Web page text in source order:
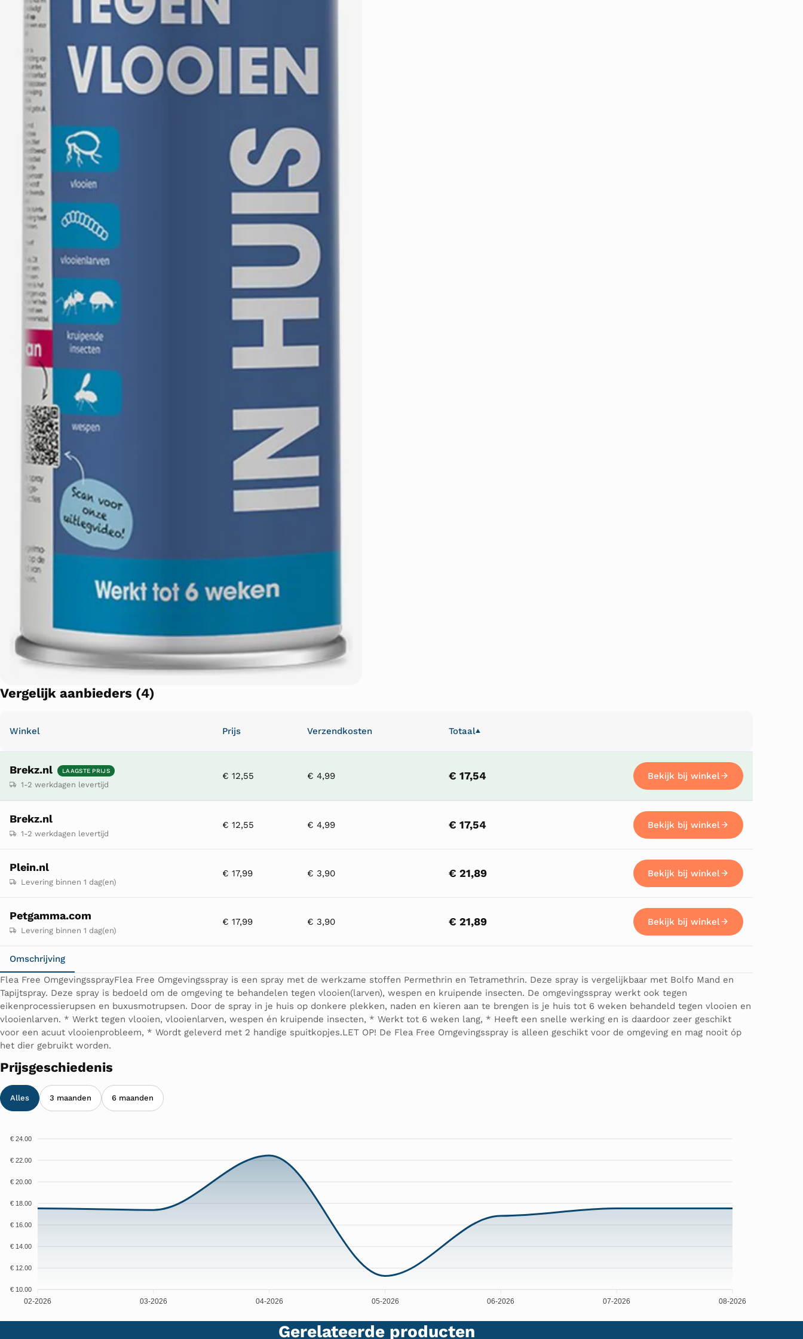
Vergelijk aanbieders (4)
Winkel Prijs Verzendkosten Totaal▲
Brekz.nl LAAGSTE PRIJS
1-2 werkdagen levertijd
€ 12,55 € 4,99 € 17,54 Bekijk bij winkel
Brekz.nl
1-2 werkdagen levertijd
€ 12,55 € 4,99 € 17,54 Bekijk bij winkel
Plein.nl
Levering binnen 1 dag(en)
€ 17,99 € 3,90 € 21,89 Bekijk bij winkel
Petgamma.com
Levering binnen 1 dag(en)
€ 17,99 € 3,90 € 21,89 Bekijk bij winkel
Omschrijving
Flea Free OmgevingssprayFlea Free Omgevingsspray is een spray met de werkzame stoffen Permethrin en Tetramethrin. Deze spray is vergelijkbaar met Bolfo Mand en
Tapijtspray. Deze spray is bedoeld om de omgeving te behandelen tegen vlooien(larven), wespen en kruipende insecten. De omgevingsspray werkt ook tegen
eikenprocessierupsen en buxusmotrupsen. Door de spray in je huis op donkere plekken, naden en kieren aan te brengen is je huis tot 6 weken behandeld tegen vlooien en
vlooienlarven. * Werkt tegen vlooien, vlooienlarven, wespen én kruipende insecten, * Werkt tot 6 weken lang, * Heeft een snelle werking en is daardoor zeer geschikt
voor een acuut vlooienprobleem, * Wordt geleverd met 2 handige spuitkopjes.LET OP! De Flea Free Omgevingsspray is alleen geschikt voor de omgeving en mag nooit óp
het dier gebruikt worden.
Prijsgeschiedenis
Alles 3 maanden 6 maanden
€ 24.00
€ 22.00
€ 20.00
€ 18.00
€ 16.00
€ 14.00
€ 12.00
€ 10.00
02-2026 03-2026 04-2026 05-2026 06-2026 07-2026 08-2026
Gerelateerde producten